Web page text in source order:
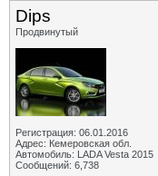
Dips
Продвинутый
Регистрация: 06.01.2016
Адрес: Кемеровская обл.
Автомобиль: LADA Vesta 2015
Сообщений: 6,738